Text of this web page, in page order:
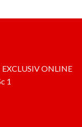
ONLINE
1